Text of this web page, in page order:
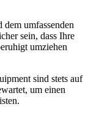
dem umfassenden
sein, dass Ihre
umziehen
sind stets auf
um einen